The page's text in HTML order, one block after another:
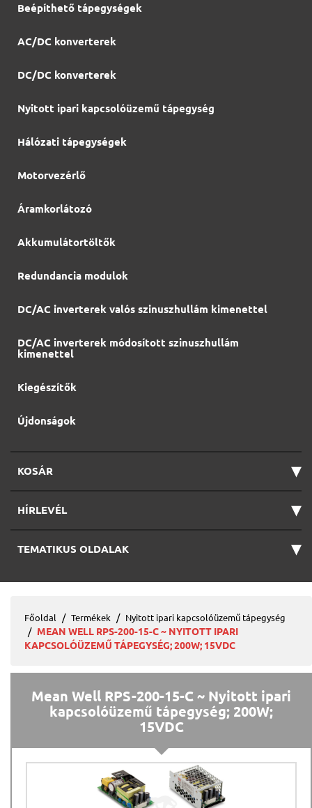
Beépíthető tápegységek
AC/DC konverterek
DC/DC konverterek
Nyitott ipari kapcsolóüzemű tápegység
Hálózati tápegységek
Motorvezérlő
Áramkorlátozó
Akkumulátortöltők
Redundancia modulok
DC/AC inverterek valós szinuszhullám kimenettel
DC/AC inverterek módosított szinuszhullám
kimenettel
Kiegészítők
Újdonságok
KOSÁR ▾
HÍRLEVÉL ▾
TEMATIKUS OLDALAK ▾
Főoldal Termékek Nyitott ipari kapcsolóüzemű tápegység
MEAN WELL RPS-200-15-C ~ NYITOTT IPARI
KAPCSOLÓÜZEMŰ TÁPEGYSÉG; 200W; 15VDC
Mean Well RPS-200-15-C ~ Nyitott ipari
kapcsolóüzemű tápegység; 200W;
15VDC